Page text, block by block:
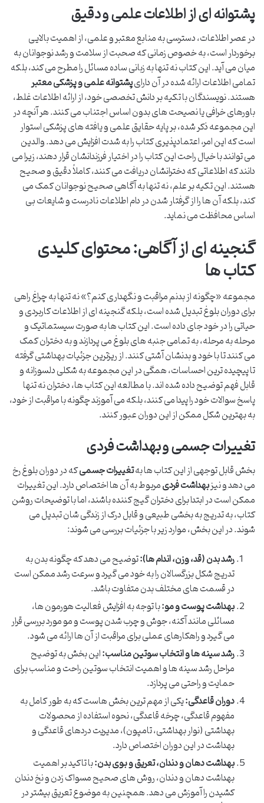
پشتوانه ای از اطلاعات علمی و دقیق
در عصر اطلاعات، دسترسی به منابع معتبر و علمی، از اهمیت بالایی
برخوردار است، به خصوص زمانی که صحبت از سلامت و رشد نوجوانان به
میان می آید. این کتاب نه تنها به زبانی ساده مسائل را مطرح می کند، بلکه
تمامی اطلاعات ارائه شده در آن دارایپشتوانه علمی و پزشکی معتبر
هستند. نویسندگان با تکیه بر دانش تخصصی خود، از ارائه اطلاعات غلط،
باورهای خرافی یا نصیحت های بدون اساس اجتناب می کنند. هر آنچه در
این مجموعه ذکر شده، بر پایه حقایق علمی و یافته های پزشکی استوار
است که این امر، اعتمادپذیری کتاب را به شدت افزایش می دهد. والدین
می توانند با خیال راحت این کتاب را در اختیار فرزندانشان قرار دهند، زیرا می
دانند که اطلاعاتی که دخترانشان دریافت می کنند، کاملاً دقیق و صحیح
هستند. این تکیه بر علم، نه تنها به آگاهی صحیح نوجوانان کمک می
کند، بلکه آن ها را از گرفتار شدن در دام اطلاعات نادرست و شایعات بی
اساس محافظت می نماید.
گنجینه ای از آگاهی: محتوای کلیدی
کتاب ها
مجموعه «چگونه از بدنم مراقبت و نگهداری کنم؟» نه تنها به چراغ راهی
برای دوران بلوغ تبدیل شده است، بلکه گنجینه ای از اطلاعات کاربردی و
حیاتی را در خود جای داده است. این کتاب ها به صورت سیستماتیک و
مرحله به مرحله، به تمامی جنبه های بلوغ می پردازند و به دختران کمک
می کنند تا با خود و بدنشان آشتی کنند. از ریزترین جزئیات بهداشتی گرفته
تا پیچیده ترین احساسات، همگی در این مجموعه به شکلی دلسوزانه و
قابل فهم توضیح داده شده اند. با مطالعه این کتاب ها، دختران نه تنها
پاسخ سوالات خود را پیدا می کنند، بلکه می آموزند چگونه با مراقبت از خود،
به بهترین شکل ممکن از این دوران عبور کنند.
تغییرات جسمی و بهداشت فردی
بخش قابل توجهی از این کتاب ها بهتغییرات جسمیکه در دوران بلوغ رخ
می دهد و نیزبهداشت فردیمربوط به آن ها اختصاص دارد. این تغییرات
ممکن است در ابتدا برای دختران گیج کننده باشند، اما با توضیحات روشن
کتاب، به تدریج به بخشی طبیعی و قابل درک از زندگی شان تبدیل می
شوند. در این بخش، موارد زیر با جزئیات بررسی می شوند:
رشد بدن (قد، وزن، اندام ها):توضیح می دهد که چگونه بدن به
تدریج شکل بزرگسالان را به خود می گیرد و سرعت رشد ممکن است
در قسمت های مختلف بدن متفاوت باشد.
بهداشت پوست و مو:با توجه به افزایش فعالیت هورمون ها،
مسائلی مانند آکنه، جوش و چرب شدن پوست و مو مورد بررسی قرار
می گیرد و راهکارهای عملی برای مراقبت از آن ها ارائه می شود.
رشد سینه ها و انتخاب سوتین مناسب:این بخش به توضیح
مراحل رشد سینه ها و اهمیت انتخاب سوتین راحت و مناسب برای
حمایت و راحتی می پردازد.
دوران قاعدگی:یکی از مهم ترین بخش هاست که به طور کامل به
مفهوم قاعدگی، چرخه قاعدگی، نحوه استفاده از محصولات
بهداشتی (نوار بهداشتی، تامپون)، مدیریت دردهای قاعدگی و
بهداشت در این دوران اختصاص دارد.
بهداشت دهان و دندان، تعریق و بوی بدن:با تاکید بر اهمیت
بهداشت دهان و دندان، روش های صحیح مسواک زدن و نخ دندان
کشیدن را آموزش می دهد. همچنین به موضوع تعریق بیشتر در